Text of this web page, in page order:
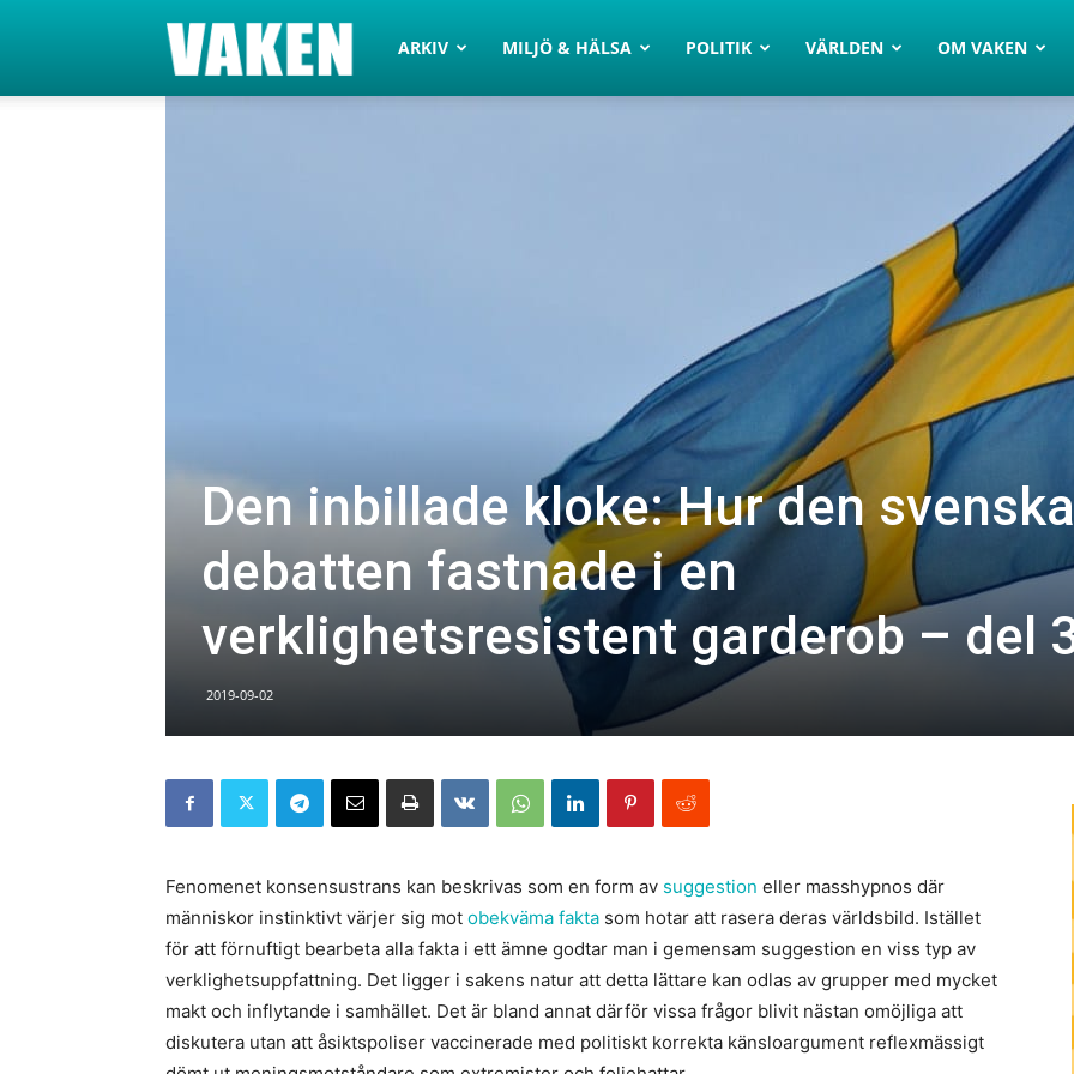
VAKEN.se
ARKIV MILJÖ & HÄLSA POLITIK VÄRLDEN OM VAKEN
Den inbillade kloke: Hur den svenska
debatten fastnade i en
verklighetsresistent garderob – del
2019-09-02
Fenomenet konsensustrans kan beskrivas som en form av suggestion eller masshypnos där
människor instinktivt värjer sig mot obekväma fakta som hotar att rasera deras världsbild. Istället
för att förnuftigt bearbeta alla fakta i ett ämne godtar man i gemensam suggestion en viss typ av
verklighetsuppfattning. Det ligger i sakens natur att detta lättare kan odlas av grupper med mycket
makt och inflytande i samhället. Det är bland annat därför vissa frågor blivit nästan omöjliga att
diskutera utan att åsiktspoliser vaccinerade med politiskt korrekta känsloargument reflexmässigt